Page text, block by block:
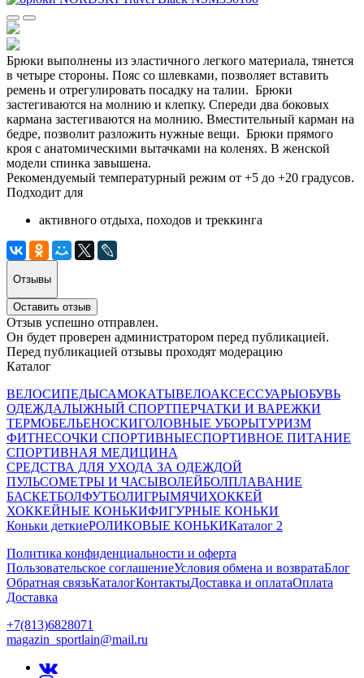
Брюки выполнены из эластичного легкого материала, тянется
в четыре стороны. Пояс со шлевками, позволяет вставить
ремень и отрегулировать посадку на талии. Брюки
застегиваются на молнию и клепку. Спереди два боковых
кармана застегиваются на молнию. Вместительный карман на
бедре, позволит разложить нужные вещи. Брюки прямого
кроя с анатомическими вытачками на коленях. В женской
модели спинка завышена.
Рекомендуемый температурный режим от +5 до +20 градусов.
Подходит для
активного отдыха, походов и треккинга
Отзывы
Оставить отзыв
Отзыв успешно отправлен.
Он будет проверен администратором перед публикацией.
Перед публикацией отзывы проходят модерацию
Каталог
ВЕЛОСИПЕДЫСАМОКАТЫВЕЛОАКСЕССУАРЫОБУВЬ
ОДЕЖДАЛЫЖНЫЙ СПОРТПЕРЧАТКИ И ВАРЕЖКИ
ТЕРМОБЕЛЬЕНОСКИГОЛОВНЫЕ УБОРЫТУРИЗМ
ФИТНЕСОЧКИ СПОРТИВНЫЕСПОРТИВНОЕ ПИТАНИЕ
СПОРТИВНАЯ МЕДИЦИНА
СРЕДСТВА ДЛЯ УХОДА ЗА ОДЕЖДОЙ
ПУЛЬСОМЕТРЫ И ЧАСЫВОЛЕЙБОЛПЛАВАНИЕ
БАСКЕТБОЛФУТБОЛИГРЫМЯЧИХОККЕЙ
ХОККЕЙНЫЕ КОНЬКИФИГУРНЫЕ КОНЬКИ
Коньки деткиеРОЛИКОВЫЕ КОНЬКИКаталог 2
Политика конфиденциальности и оферта
Пользовательское соглашениеУсловия обмена и возвратаБлог
Обратная связьКаталогКонтактыДоставка и оплатаОплата
Доставка
+7(813)6828071
magazin_sportlain@mail.ru